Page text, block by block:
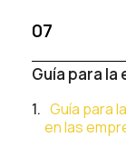
07
Guía para
Guía para
en las